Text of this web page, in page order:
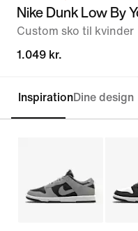
Nike Dunk Low By
Custom sko til kvinder
1.049 kr.
Customise
InspirationDine design